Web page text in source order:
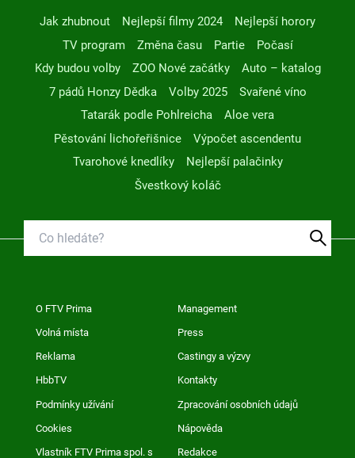
Jak zhubnout Nejlepší filmy 2024
Nejlepší horory
TV program
Změna času Partie
Počasí
Kdy budou volby
ZOO Nové začátky
Auto – katalog
7 pádů Honzy Dědka
Volby 2025
Svařené víno
Tatarák podle Pohlreicha
Aloe vera
Pěstování lichořeřišnice
Výpočet ascendentu
Tvarohové knedlíky
Nejlepší palačinky
Švestkový koláč
O FTV Prima Management
Volná místa Press
Reklama Castingy a výzvy
HbbTV Kontakty
Podmínky užívání Zpracování osobních údajů
Cookies Nápověda
Vlastník FTV Prima spol. s Redakce